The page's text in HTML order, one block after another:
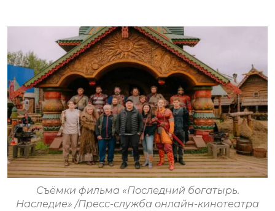
Съёмки фильма «Последний богатырь.
Наследие» /Пресс-служба онлайн-кинотеатра